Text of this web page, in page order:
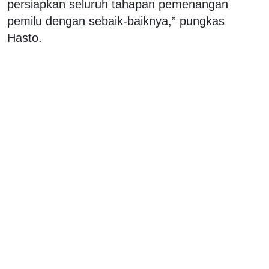
persiapkan seluruh tahapan pemenangan
pemilu dengan sebaik-baiknya,” pungkas
Hasto.